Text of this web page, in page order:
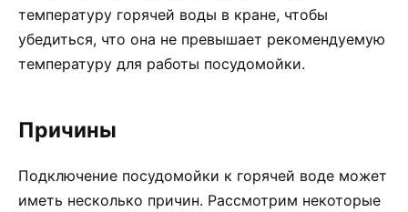
температуру горячей воды в кране, чтобы
убедиться, что она не превышает рекомендуемую
температуру для работы посудомойки.
Причины
Подключение посудомойки к горячей воде может
иметь несколько причин. Рассмотрим некоторые